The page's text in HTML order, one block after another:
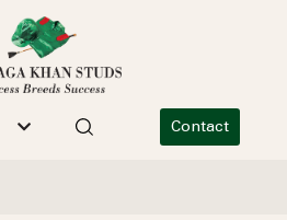
Contact